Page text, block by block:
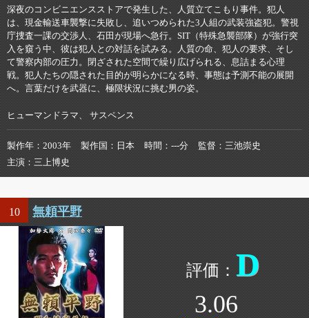
深夜のコンビニエンスストアで発生した、人質立てこもり事件。犯人
は、現金輸送車襲撃に失敗し、追いつめられた3人組の武装強盗犯。警視
庁捜査一課の交渉人、石田が現場へ急行。SIT（特殊急襲部隊）が強行突
入を窺う中、彼は犯人との対話を試みる。人質の命、犯人の要求、そし
て警察内部の圧力。閉ざされた空間で繰り広げられる、息詰まる心理
戦。犯人たちの隠された目的が明らかになる時、事態は予測不能の展開
へ。言葉だけを武器に、極限状況に挑む男の姿。
ヒューマンドラマ、 サスペンス
製作年 2003年 製作国 日本 時間 ---分 監督
三池崇史
主演
三上博史
10 無頼平野
D
3.06